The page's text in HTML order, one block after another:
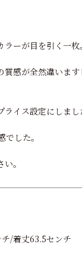
ーが目を引く一枚。
感が全然違いま
イス設定にしま
した。
。
/着丈63.5センチ